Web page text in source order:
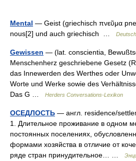
Mental — Geist (griechisch πνεῦμα
nous[2] und auch griechisch …
Gewissen — (lat. conscientia,
Menschenherz geschriebene Gesetz
das Innewerden des Werthes oder
Worte und Werke sowie des
Das G …
Herders Conversations-Lexikon
ОСЕДЛОСТЬ — англ. residence/
1. Длительное проживание в одном
постоянных поселениях,
формами хозяйства в отличие от
ряде стран принудительное… …